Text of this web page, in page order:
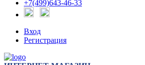
+7(499)643-46-33
Вход
Регистрация